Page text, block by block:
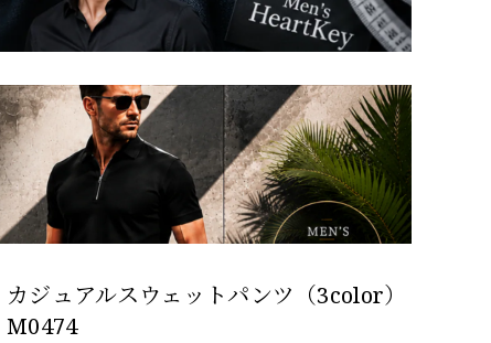
カジュアルスウェットパンツ（3color）
M0474